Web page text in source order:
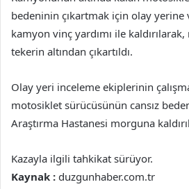
bedeninin çıkartmak için olay yerine
kamyon vinç yardımı ile
tekerin altından çıkartıldı.
Olay yeri inceleme ekiplerinin
motosiklet sürücüsünün cansız
Araştırma Hastanesi morguna
Kazayla ilgili tahkikat sürüyor.
Kaynak : duzgunhaber.com.tr